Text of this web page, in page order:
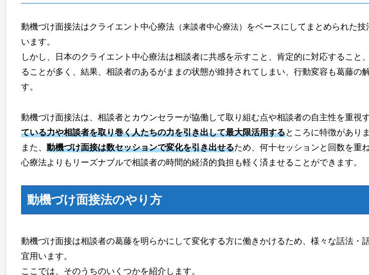
動機づけ面接法はクライエント中心療法 （来談者中心療法）
をベースにしてまとめられた
います。
しかし、日本のクライエント中心療法は相談者に共感を示すこと、肯定的に対応すること
ることが多く、結果、相談者のあるがままの状態が維持されてしまい、行動変容も葛藤の
す。
動機づけ面接法は、相談者とカウンセラーが協働して取り組む点や相談者の自主性を重視
ている力や相談者を取り巻く人たちの力を引き出して最大限活用するところに特徴がありま
また、 動機づけ面接は数セッションで変化を引き出せるため、何十セッションと回数を重
心療法よりもリーズナブルで相談者の時間的経済的負担も軽く済ませることができます。
動機づけ面接法のやり方
動機づけ面接は相談者の葛藤を明らかにして変化する方に働きかけるため、様々な話法・
宜用います。
ここでは、そのうちのいくつかを紹介します。